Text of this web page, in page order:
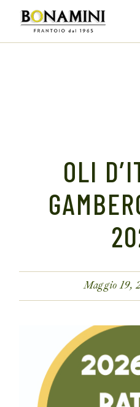
content
OLI
Maggio 19,